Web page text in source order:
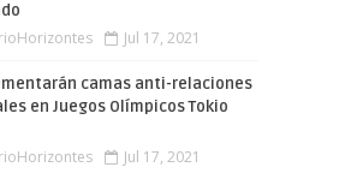
Jul 17, 2021
camas anti-relaciones
en Juegos Olímpicos Tokio
Jul 17, 2021